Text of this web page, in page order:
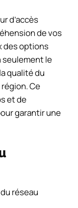
d’accès
de vos
des options
seulement le
qualité du
Ce
et de
garantir une
réseau